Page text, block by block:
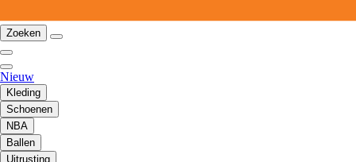
Zoeken
Nieuw
Kleding
Schoenen
NBA
Ballen
Uitrusting